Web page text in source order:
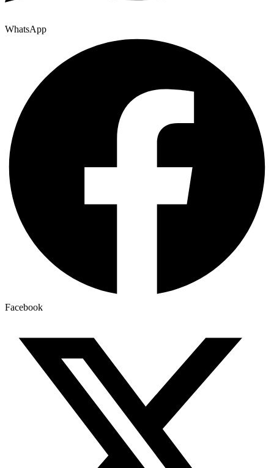
WhatsApp
Facebook